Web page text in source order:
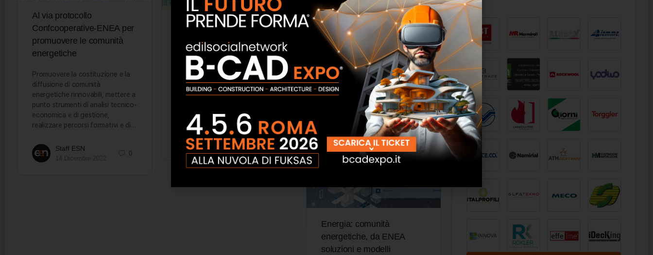
fotovoltaico in città
I ricercatori del centro ENEA di
Portici (Napoli), hanno creato una
mappa catastale tridimensionale e
ad alta risoluzione, utilizzabile
attraverso l’app map viewer, per
il…
Staff ESN
9 Maggio 2023
0
Al via protocollo
Confcooperative-ENEA per
promuovere le comunità
energetiche
Promuovere la costituzione e la
diffusione di comunità
energetiche rinnovabili, mettere a
punto strumenti di analisi tecnico-
economica e di gestione,
realizzare percorsi formativi e di…
Staff ESN
0
Online il vademecum ENEA
È online il vademecum La
Comunità Energetica, realizzato
da ENEA in collaborazione con
l’Agenzia per l’Energia e lo
Staff ESN
22 Maggio 2021
0
Energia: comunità
energetiche, da ENEA
soluzioni e modelli